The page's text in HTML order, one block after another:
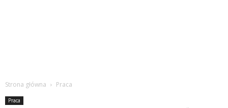
Strona główna Praca
Praca